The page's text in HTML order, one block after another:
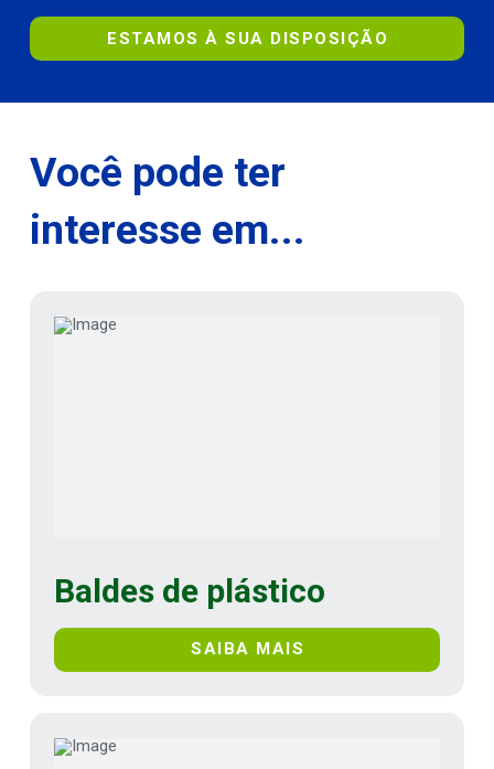
ESTAMOS À SUA DISPOSIÇÃO
Você pode ter
interesse em...
Baldes de plástico
SAIBA MAIS